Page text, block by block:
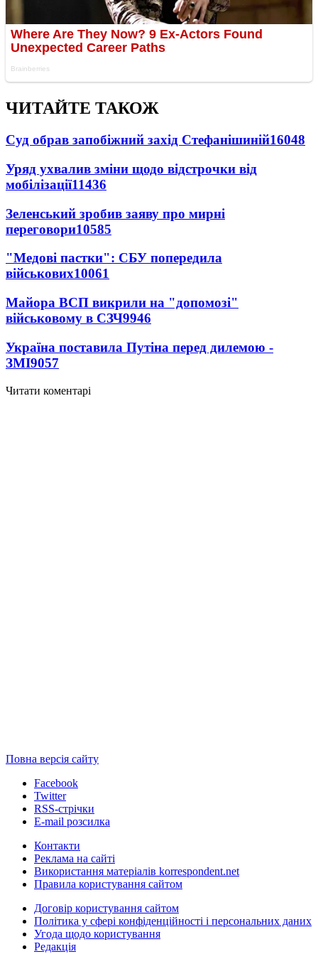
ЧИТАЙТЕ ТАКОЖ
Суд обрав запобіжний захід Стефанішиній16048
Уряд ухвалив зміни щодо відстрочки від
мобілізації11436
Зеленський зробив заяву про мирні
переговори10585
"Медові пастки": СБУ попередила
військових10061
Майора ВСП викрили на "допомозі"
військовому в СЗЧ9946
Україна поставила Путіна перед дилемою -
ЗМІ9057
Читати коментарі
Повна версія сайту
Facebook
Twitter
RSS-стрічки
E-mail розсилка
Контакти
Реклама на сайті
Використання матеріалів korrespondent.net
Правила користування сайтом
Договір користування сайтом
Політика у сфері конфіденційності і персональних даних
Угода щодо користування
Редакція